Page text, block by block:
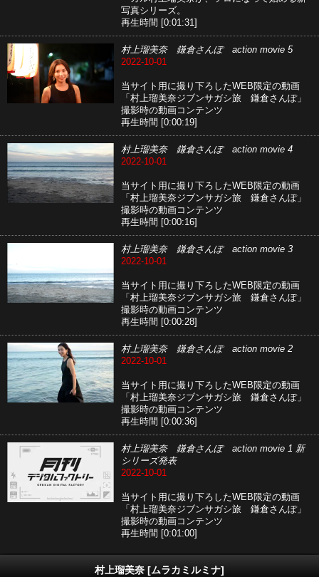
写真シリーズ。
再生時間 [0:01:31]
村上瑠美奈 鎌倉さんぽ action movie 5
2022-10-01
当サイト用に撮り下ろしたWEB限定の動画
「村上瑠美奈ジブンサガシ旅 鎌倉さんぽ」
撮影時の動画コンテンツ
再生時間 [0:00:19]
村上瑠美奈 鎌倉さんぽ action movie 4
2022-10-01
当サイト用に撮り下ろしたWEB限定の動画
「村上瑠美奈ジブンサガシ旅 鎌倉さんぽ」
撮影時の動画コンテンツ
再生時間 [0:00:16]
村上瑠美奈 鎌倉さんぽ action movie 3
2022-10-01
当サイト用に撮り下ろしたWEB限定の動画
「村上瑠美奈ジブンサガシ旅 鎌倉さんぽ」
撮影時の動画コンテンツ
再生時間 [0:00:28]
村上瑠美奈 鎌倉さんぽ action movie 2
2022-10-01
当サイト用に撮り下ろしたWEB限定の動画
「村上瑠美奈ジブンサガシ旅 鎌倉さんぽ」
撮影時の動画コンテンツ
再生時間 [0:00:36]
村上瑠美奈 鎌倉さんぽ action movie 1 新
シリーズ発表
2022-10-01
当サイト用に撮り下ろしたWEB限定の動画
「村上瑠美奈ジブンサガシ旅 鎌倉さんぽ」
撮影時の動画コンテンツ
再生時間 [0:01:00]
村上瑠美奈 [ムラカミルミナ]